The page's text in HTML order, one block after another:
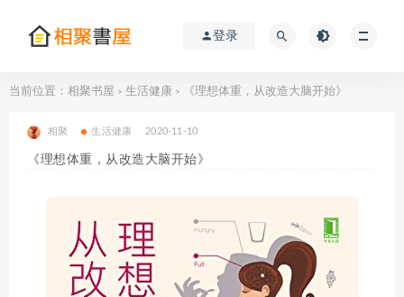
登录
当前位置： 相聚书屋 > 生活健康 > 《理想体重，从改造大脑开始》
相聚 生活健康 2020-11-10
《理想体重，从改造大脑开始》